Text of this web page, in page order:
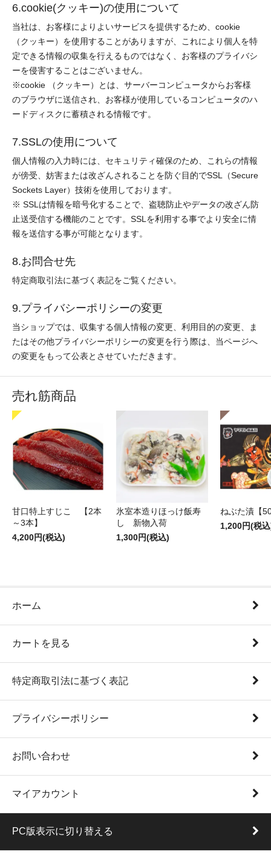
6.cookie(クッキー)の使用について
当社は、お客様によりよいサービスを提供するため、cookie
（クッキー）を使用することがありますが、これにより個人を特
定できる情報の収集を行えるものではなく、お客様のプライバシ
ーを侵害することはございません。
※cookie （クッキー）とは、サーバーコンピュータからお客様
のブラウザに送信され、お客様が使用しているコンピュータのハ
ードディスクに蓄積される情報です。
7.SSLの使用について
個人情報の入力時には、セキュリティ確保のため、これらの情報
が傍受、妨害または改ざんされることを防ぐ目的でSSL（Secure
Sockets Layer）技術を使用しております。
※ SSLは情報を暗号化することで、盗聴防止やデータの改ざん防
止送受信する機能のことです。SSLを利用する事でより安全に情
報を送信する事が可能となります。
8.お問合せ先
特定商取引法に基づく表記をご覧ください。
9.プライバシーポリシーの変更
当ショップでは、収集する個人情報の変更、利用目的の変更、ま
たはその他プライバシーポリシーの変更を行う際は、当ページへ
の変更をもって公表とさせていただきます。
売れ筋商品
甘口特上すじこ 【2本
～3本】
4,200円(税込)
氷室本造りほっけ飯寿
し 新物入荷
1,300円(税込)
ねぶた漬【
1,200円(税
ホーム
カートを見る
特定商取引法に基づく表記
プライバシーポリシー
お問い合わせ
マイアカウント
PC版表示に切り替える